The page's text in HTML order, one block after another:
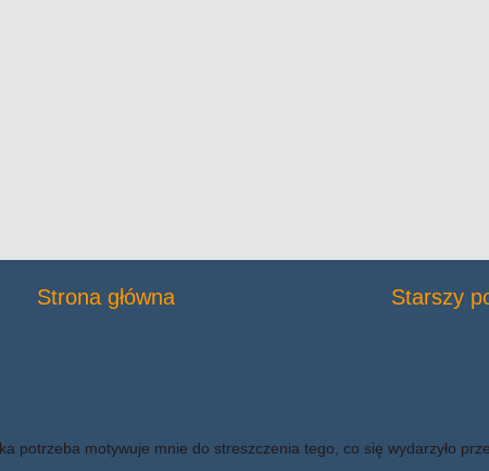
Starszy
Strona główna
potrzeba motywuje mnie do streszczenia tego, co się wydarzyło